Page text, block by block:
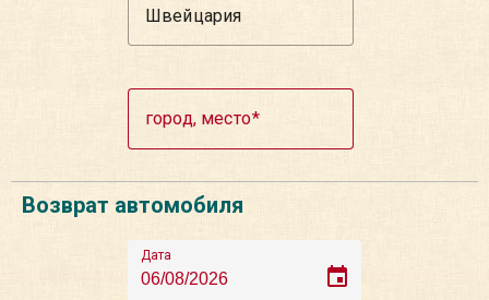
город, место
Возврат автомобиля
Дата
event